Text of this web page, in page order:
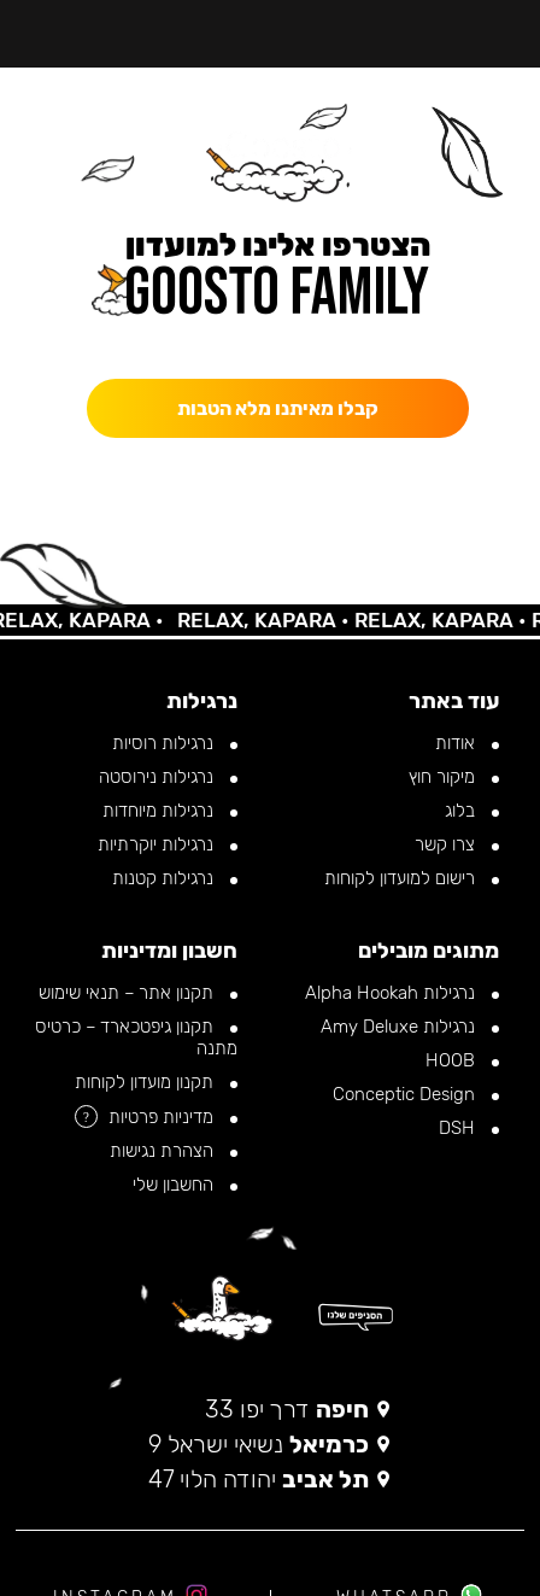
הצטרפו אלינו למועדון
קבלו מאיתנו מלא הטבות
KAPARA • RELAX, KAPARA •RELAX, KAPARA •
עוד באתר
אודות
מיקור חוץ
בלוג
צרו קשר
רישום למועדון לקוחות
נרגילות
נרגילות רוסיות
נרגילות נירוסטה
נרגילות מיוחדות
נרגילות יוקרתיות
נרגילות קטנות
מתוגים מובילים
נרגילות Alpha Hookah
נרגילות Amy Deluxe
חשבון ומדיניות
תקנון אתר – תנאי שימוש
תקנון גיפטכארד – כרטיס
מתנה
תקנון מועדון לקוחות
מדיניות פרטיות
?
הצהרת נגישות
החשבון שלי
חיפה דרך יפו 33
כרמיאל נשיאי ישראל 9
תל אביב יהודה הלוי 47